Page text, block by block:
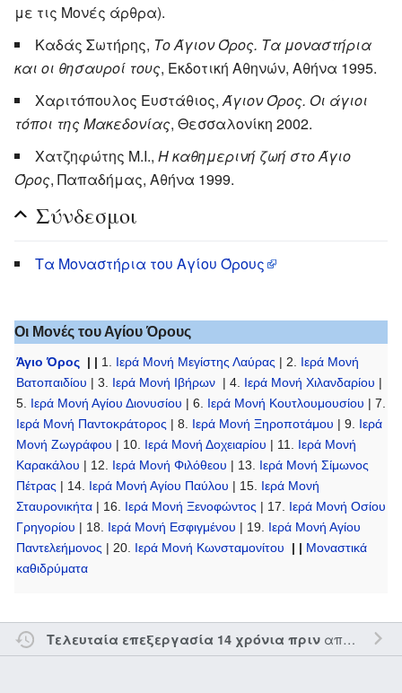
με τις Μονές άρθρα).
Καδάς Σωτήρης, Το Άγιον Όρος. Τα μοναστήρια
και οι θησαυροί τους, Εκδοτική Αθηνών, Αθήνα 1995.
Χαριτόπουλος Ευστάθιος, Άγιον Όρος. Οι άγιοι
τόποι της Μακεδονίας, Θεσσαλονίκη 2002.
Χατζηφώτης Μ.Ι., Η καθημερινή ζωή στο Άγιο
Όρος, Παπαδήμας, Αθήνα 1999.
Σύνδεσμοι
Τα Μοναστήρια του Αγίου Όρους
Οι Μονές του Αγίου Όρους
Άγιο Όρος | | 1. Ιερά Μονή Μεγίστης Λαύρας | 2. Ιερά Μονή
Βατοπαιδίου | 3. Ιερά Μονή Ιβήρων | 4. Ιερά Μονή Χιλανδαρίου |
5. Ιερά Μονή Αγίου Διονυσίου | 6. Ιερά Μονή Κουτλουμουσίου | 7.
Ιερά Μονή Παντοκράτορος | 8. Ιερά Μονή Ξηροποτάμου | 9. Ιερά
Μονή Ζωγράφου | 10. Ιερά Μονή Δοχειαρίου | 11. Ιερά Μονή
Καρακάλου | 12. Ιερά Μονή Φιλόθεου | 13. Ιερά Μονή Σίμωνος
Πέτρας | 14. Ιερά Μονή Αγίου Παύλου | 15. Ιερά Μονή
Σταυρονικήτα | 16. Ιερά Μονή Ξενοφώντος | 17. Ιερά Μονή Οσίου
Γρηγορίου | 18. Ιερά Μονή Εσφιγμένου | 19. Ιερά Μονή Αγίου
Παντελεήμονος | 20. Ιερά Μονή Κωνσταμονίτου | | Μοναστικά
καθιδρύματα
Τελευταία επεξεργασία 14 χρόνια πριναπό τον την